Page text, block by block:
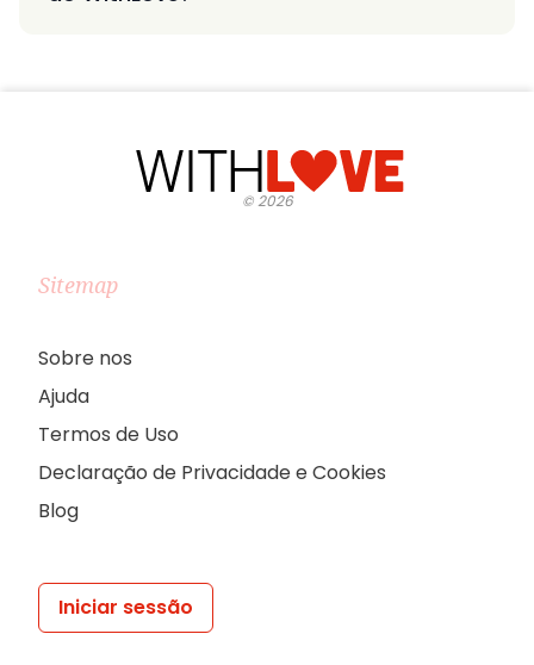
©2026
Sitemap
Sobre nos
Ajuda
Termos de Uso
Declaração de Privacidade e Cookies
Blog
Iniciar sessão